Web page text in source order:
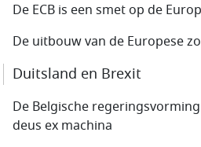
De ECB is een smet op de
De uitbouw van de Europese
Duitsland en Brexit
De Belgische
deus ex machina